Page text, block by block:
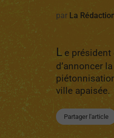
par La
L e
d’annoncer
ville apaisée.
Partager l'article